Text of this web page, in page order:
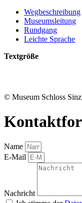
Wegbeschreibung
Museumsleitung
Rundgang
Leichte Sprache
Textgröße
© Museum Schloss
Name
E-Mail
Nachricht